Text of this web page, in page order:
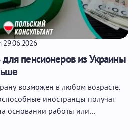
29.06.2026
для пенсионеров из Украины
возможен в любом возрасте.
иностранцы получат
основании работы или…